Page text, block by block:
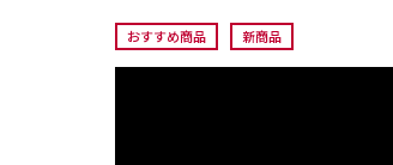
おすすめ商品 新商品